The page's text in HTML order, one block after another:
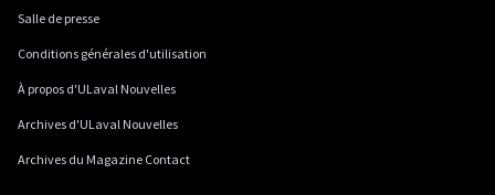
Salle de presse
Conditions générales d'utilisation
À propos d'ULaval Nouvelles
Archives d'ULaval Nouvelles
Archives du Magazine Contact